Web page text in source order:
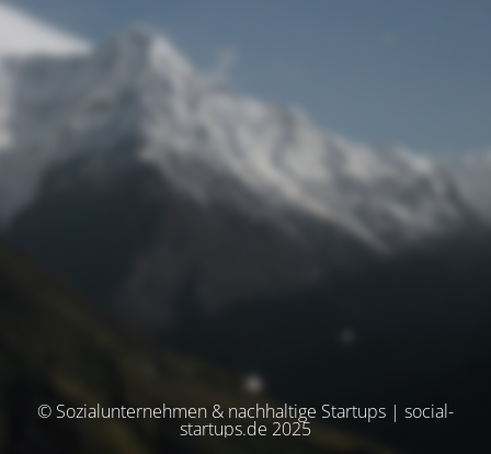
© Sozialunternehmen & nachhaltige Startups | social-
startups.de 2025